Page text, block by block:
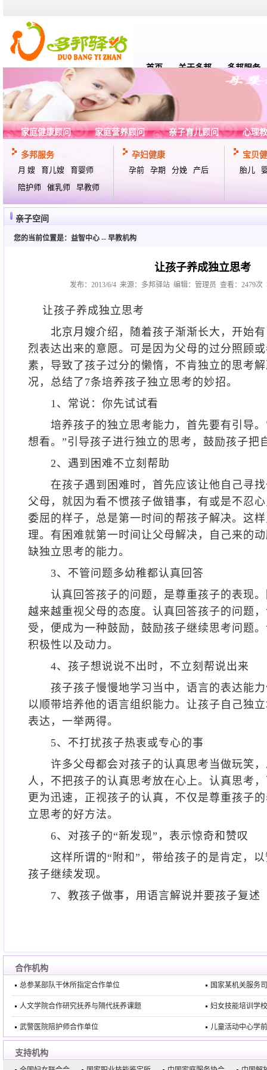
首页 关于多邦 多邦服务
家庭健康顾问 家庭营养顾问 亲子育儿顾问 心理
多邦服务
月 嫂
育儿嫂
育婴师
陪护师
催乳师 早教师
孕妇健康
孕前
孕期 分娩 产后
宝贝
胎儿
亲子空间
您的当前位置是： 益智中心 -- 早教机构
让孩子养成独立思考
发布：2013/6/4 来源：多邦驿站 编辑：管理员 查看：2479次
让孩子养成独立思考
北京月嫂介绍，随着孩子渐渐长大，开始
烈表达出来的意愿。可是因为父母的过分照顾
素，导致了孩子过分的懒惰，不肯独立的思考
况，总结了7条培养孩子独立思考的妙招。
1、常说：你先试试看
培养孩子的独立思考能力，首先要有引导。
想看。”引导孩子进行独立的思考，鼓励孩
2、遇到困难不立刻帮助
在孩子遇到困难时，首先应该让他自己寻找
父母，就因为看不惯孩子做错事，有或是不忍
委屈的样子，总是第一时间的帮孩子解决。这
理。有困难就第一时间让父母解决，自己来的
缺独立思考的能力。
3、不管问题多幼稚都认真回答
认真回答孩子的问题，是尊重孩子的表现。
越来越重视父母的态度。认真回答孩子的问题
受，便成为一种鼓励，鼓励孩子继续思考问题
积极性以及动力。
4、孩子想说说不出时，不立刻帮说出来
孩子孩子慢慢地学习当中，语言的表达能力
以顺带培养他的语言组织能力。让孩子自己独
表达，一举两得。
5、不打扰孩子热衷或专心的事
许多父母都会对孩子的认真思考当做玩笑，
人，不把孩子的认真思考放在心上。认真思考
更为迅速，正视孩子的认真，不仅是尊重孩子
立思考的好方法。
6、对孩子的“新发现”，表示惊奇和赞叹
这样所谓的“附和”，带给孩子的是肯定，以
孩子继续发现。
7、教孩子做事，用语言解说并要孩子复
合作机构
总参某部队干休所指定合作单位 国家某机关服务
人文学院合作研究抚养与隔代抚养课题 妇女技能培训学
武警医院陪护师合作单位 儿童活动中心学
支持机构